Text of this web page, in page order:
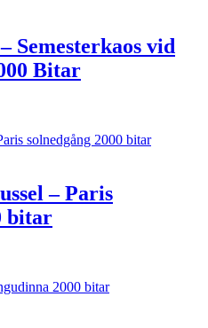
Semesterkaos vid
Bitar
– Paris
bitar